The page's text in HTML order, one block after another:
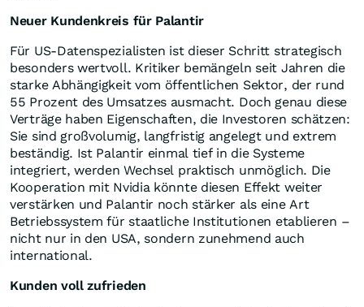
Neuer Kundenkreis für Palantir
Für US-Datenspezialisten ist dieser Schritt strategisch
besonders wertvoll. Kritiker bemängeln seit Jahren die
starke Abhängigkeit vom öffentlichen Sektor, der rund
55 Prozent des Umsatzes ausmacht. Doch genau diese
Verträge haben Eigenschaften, die Investoren schätzen:
Sie sind großvolumig, langfristig angelegt und extrem
beständig. Ist Palantir einmal tief in die Systeme
integriert, werden Wechsel praktisch unmöglich. Die
Kooperation mit Nvidia könnte diesen Effekt weiter
verstärken und Palantir noch stärker als eine Art
Betriebssystem für staatliche Institutionen etablieren –
nicht nur in den USA, sondern zunehmend auch
international.
Kunden voll zufrieden